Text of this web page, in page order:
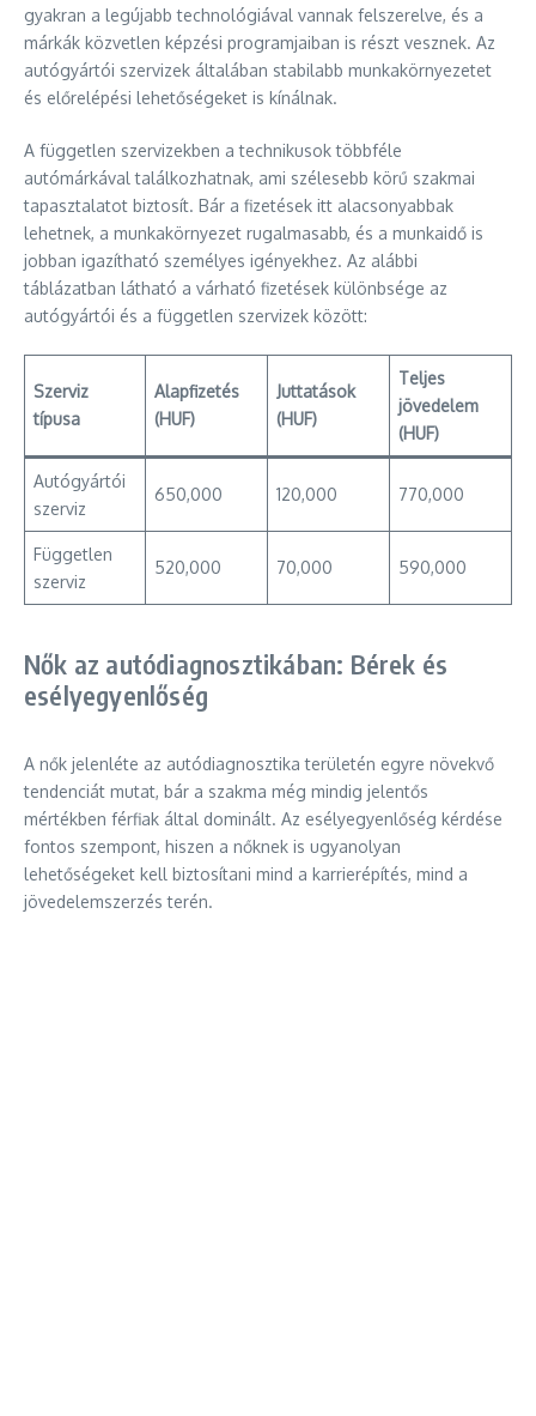
gyakran a legújabb technológiával vannak felszerelve, és a
márkák közvetlen képzési programjaiban is részt vesznek. Az
autógyártói szervizek általában stabilabb munkakörnyezetet
és előrelépési lehetőségeket is kínálnak.
A független szervizekben a technikusok többféle
autómárkával találkozhatnak, ami szélesebb körű szakmai
tapasztalatot biztosít. Bár a fizetések itt alacsonyabbak
lehetnek, a munkakörnyezet rugalmasabb, és a munkaidő is
jobban igazítható személyes igényekhez. Az alábbi
táblázatban látható a várható fizetések különbsége az
autógyártói és a független szervizek között:
Szerviz
típusa
Alapfizetés
(HUF)
Juttatások
(HUF)
Teljes
jövedelem
(HUF)
Autógyártói
szerviz
650,000 120,000 770,000
Független
szerviz
520,000 70,000 590,000
Nők az autódiagnosztikában: Bérek és
esélyegyenlőség
A nők jelenléte az autódiagnosztika területén egyre növekvő
tendenciát mutat, bár a szakma még mindig jelentős
mértékben férfiak által dominált. Az esélyegyenlőség kérdése
fontos szempont, hiszen a nőknek is ugyanolyan
lehetőségeket kell biztosítani mind a karrierépítés, mind a
jövedelemszerzés terén.